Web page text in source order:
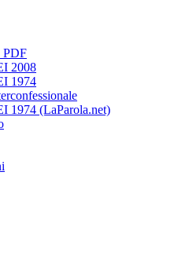
PDF
2008
1974
1974 (LaParola.net)